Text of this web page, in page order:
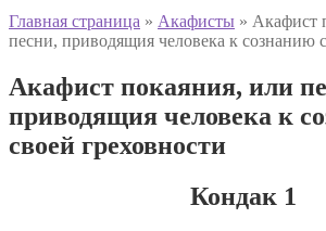
Главная страница » Акафисты » Акафист
песни, приводящия человека к сознанию
Акафист покаяния, или
приводящия человека к
своей греховности
Кондак 1